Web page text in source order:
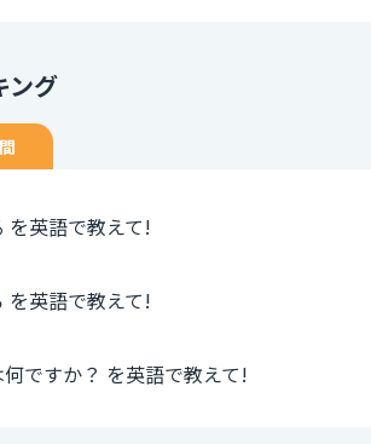
ング
を英語で教えて!
を英語で教えて!
何ですか？ を英語で教えて!